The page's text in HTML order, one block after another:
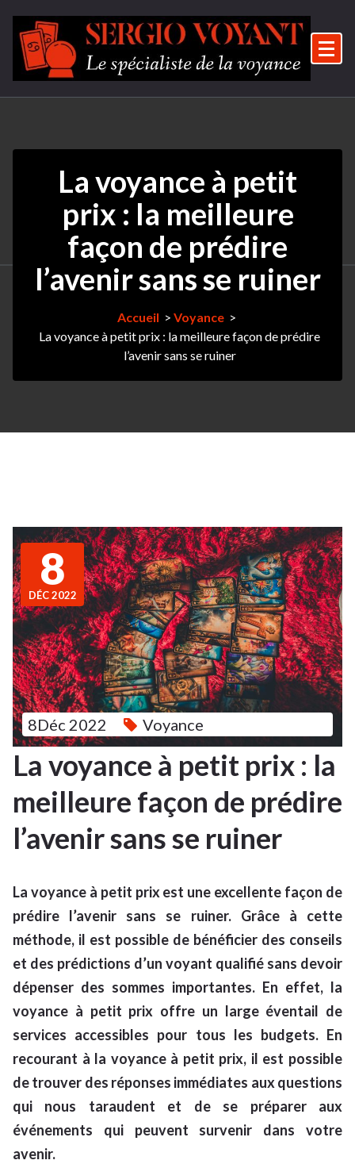
contenu
La voyance à petit
prix : la meilleure
façon de prédire
l’avenir sans se ruiner
Accueil > Voyance>
La voyance à petit prix : la meilleure façon de prédire
l’avenir sans se ruiner
8
DÉC 2022
8Déc 2022 Voyance
La voyance à petit prix : la
meilleure façon de prédire
l’avenir sans se ruiner
La voyance à petit prix est une excellente façon de
prédire l’avenir sans se ruiner. Grâce à cette
méthode, il est possible de bénéficier des conseils
et des prédictions d’un voyant qualifié sans devoir
dépenser des sommes importantes. En effet, la
voyance à petit prix offre un large éventail de
services accessibles pour tous les budgets. En
recourant à la voyance à petit prix, il est possible
de trouver des réponses immédiates aux questions
qui nous taraudent et de se préparer aux
événements qui peuvent survenir dans votre
avenir.